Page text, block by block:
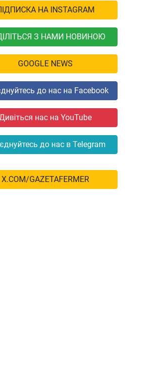
НА INSTAGRAM
З НАМИ НОВИНОЮ
GOOGLE NEWS
до нас на Facebook
нас на YouTube
до нас в Telegram
X.COM/GAZETAFERMER